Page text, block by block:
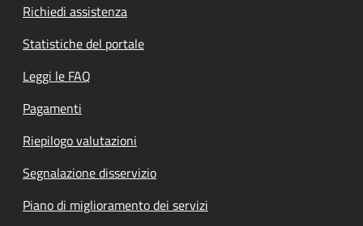
Richiedi assistenza
Statistiche del portale
Leggi le FAQ
Pagamenti
Riepilogo valutazioni
Segnalazione disservizio
Piano di miglioramento dei servizi